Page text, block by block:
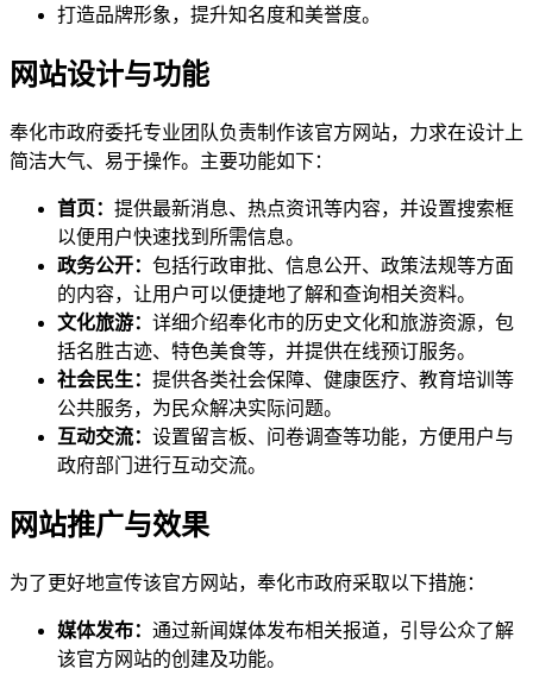
打造品牌形象，提升知名度和美誉度。
网站设计与功能
奉化市政府委托专业团队负责制作该官方网站，力求在设计上
简洁大气、易于操作。主要功能如下：
首页： 提供最新消息、热点资讯等内容，并设置搜索框
以便用户快速找到所需信息。
政务公开： 包括行政审批、信息公开、政策法规等方面
的内容，让用户可以便捷地了解和查询相关资料。
文化旅游： 详细介绍奉化市的历史文化和旅游资源，包
括名胜古迹、特色美食等，并提供在线预订服务。
社会民生： 提供各类社会保障、健康医疗、教育培训等
公共服务，为民众解决实际问题。
互动交流： 设置留言板、问卷调查等功能，方便用户与
政府部门进行互动交流。
网站推广与效果
为了更好地宣传该官方网站，奉化市政府采取以下措施：
媒体发布： 通过新闻媒体发布相关报道，引导公众了解
该官方网站的创建及功能。